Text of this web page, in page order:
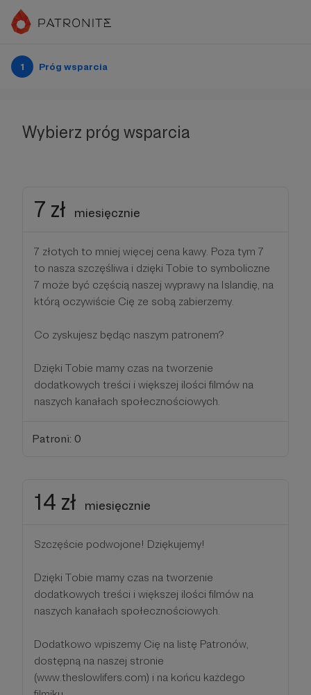
1 Próg wsparcia
Wybierz próg wsparcia
7 zł miesięcznie
7 złotych to mniej więcej cena kawy. Poza tym 7
to nasza szczęśliwa i dzięki Tobie to symboliczne
7 może być częścią naszej wyprawy na Islandię, na
którą oczywiście Cię ze sobą zabierzemy.
Co zyskujesz będąc naszym patronem?
Dzięki Tobie mamy czas na tworzenie
dodatkowych treści i większej ilości filmów na
naszych kanałach społecznościowych.
Patroni: 0
14 zł miesięcznie
Szczęście podwojone! Dziękujemy!
Dzięki Tobie mamy czas na tworzenie
dodatkowych treści i większej ilości filmów na
naszych kanałach społecznościowych.
Dodatkowo wpiszemy Cię na listę Patronów,
dostępną na naszej stronie
(www.theslowlifers.com) i na końcu każdego